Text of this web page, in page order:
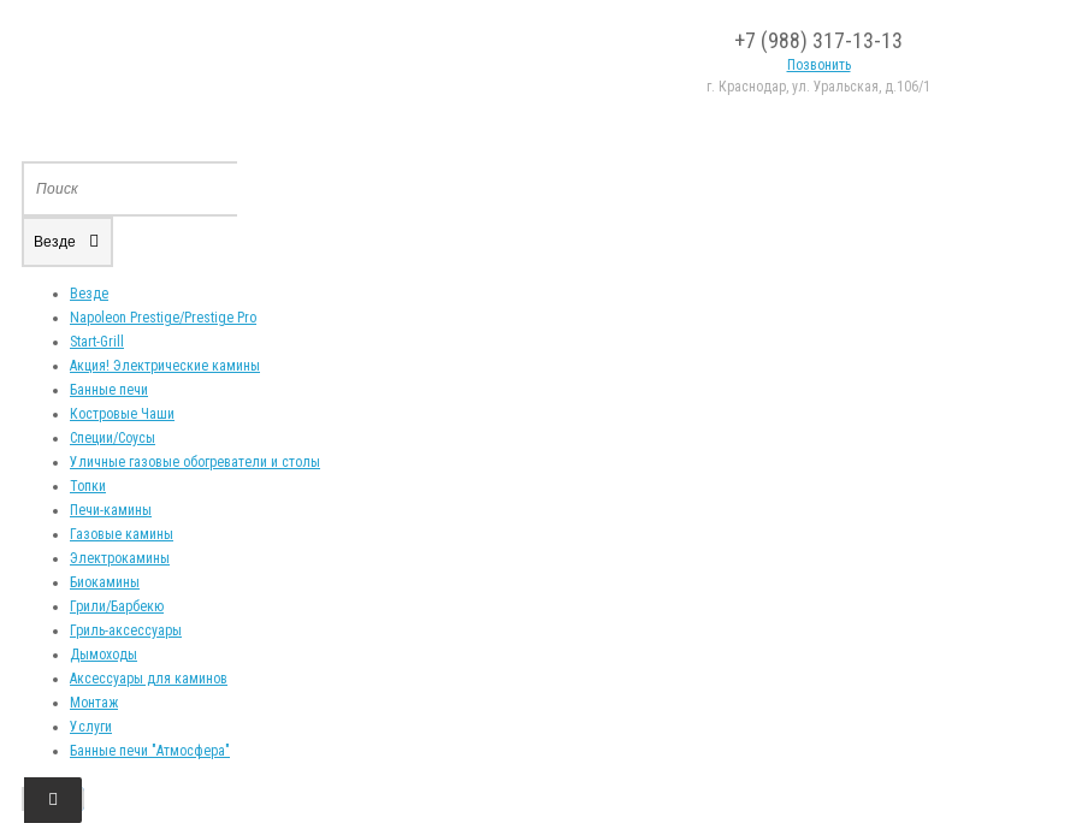
+7 (988) 317-13-13
Позвонить
г. Краснодар, ул. Уральская, д.106/1
Везде
Везде
Napoleon Prestige/Prestige Pro
Start-Grill
Акция! Электрические камины
Банные печи
Костровые Чаши
Специи/Соусы
Уличные газовые обогреватели и столы
Топки
Печи-камины
Газовые камины
Электрокамины
Биокамины
Грили/Барбекю
Гриль-аксессуары
Дымоходы
Аксессуары для каминов
Монтаж
Услуги
Банные печи "Атмосфера"